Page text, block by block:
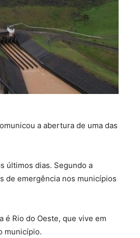
a abertura de uma das
últimos dias. Segundo a
de emergência nos municípios
é Rio do Oeste, que vive em
município.